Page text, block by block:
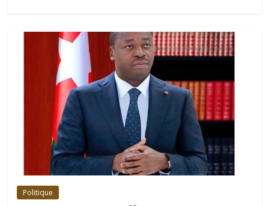
Politique